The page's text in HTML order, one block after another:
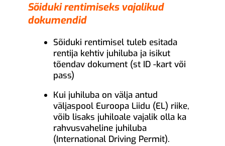
Sõiduki rentimiseks vajalikud
dokumendid
Sõiduki rentimisel tuleb esitada
rentija kehtiv juhiluba ja isikut
tõendav dokument (st ID -kart või
pass)
Kui juhiluba on välja antud
väljaspool Euroopa Liidu (EL) riike,
võib lisaks juhiloale vajalik olla ka
rahvusvaheline juhiluba
(International Driving Permit).